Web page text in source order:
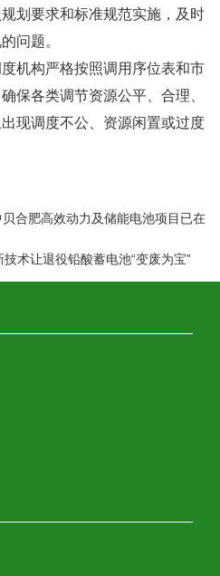
划要求和标准规范实施，及时
问题。
机构严格按照调用序位表和市
保各类调节资源公平、合理、
现调度不公、资源闲置或过度
合肥高效动力及储能电池项目已在
术让退役铅酸蓄电池“变废为宝”